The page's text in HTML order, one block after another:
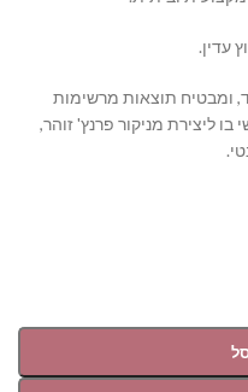
עדין.
ומבטיח תוצאות מרשימות
ליצירת מניקור פרנץ' זוהר,